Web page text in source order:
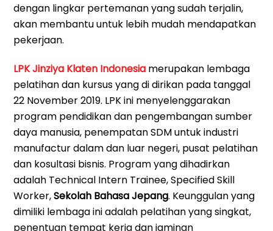
dengan lingkar pertemanan yang sudah terjalin,
akan membantu untuk lebih mudah mendapatkan
pekerjaan.
LPK Jinziya Klaten Indonesia merupakan lembaga
pelatihan dan kursus yang di dirikan pada tanggal
22 November 2019. LPK ini menyelenggarakan
program pendidikan dan pengembangan sumber
daya manusia, penempatan SDM untuk industri
manufactur dalam dan luar negeri, pusat pelatihan
dan kosultasi bisnis. Program yang dihadirkan
adalah Technical Intern Trainee, Specified Skill
Worker,Sekolah Bahasa Jepang. Keunggulan yang
dimiliki lembaga ini adalah pelatihan yang singkat,
penentuan tempat kerja dan jaminan